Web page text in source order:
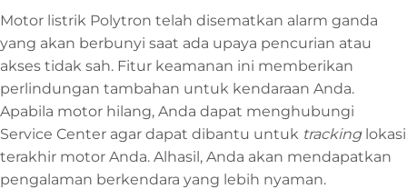
Motor listrik Polytron telah disematkan alarm ganda
yang akan berbunyi saat ada upaya pencurian atau
akses tidak sah. Fitur keamanan ini memberikan
perlindungan tambahan untuk kendaraan Anda.
Apabila motor hilang, Anda dapat menghubungi
Service Center agar dapat dibantu untuk tracking lokasi
terakhir motor Anda. Alhasil, Anda akan mendapatkan
pengalaman berkendara yang lebih nyaman.